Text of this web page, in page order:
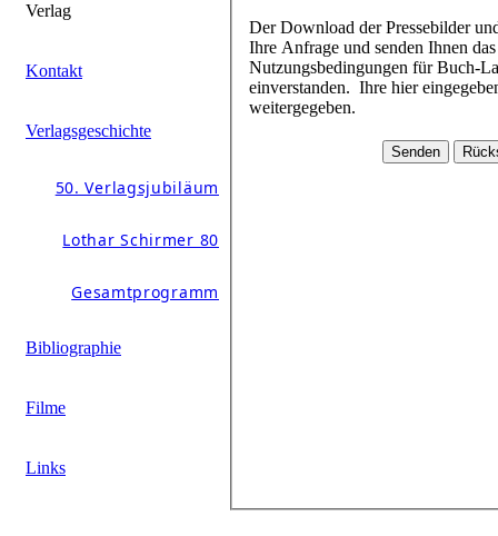
Verlag
Kontakt
Verlagsgeschichte
50. Verlagsjubiläum
Lothar Schirmer 80
Gesamtprogramm
Bibliographie
Filme
Links
Der Download der Pressebilder und Layouts ist für jeden Titel mit einem gesonderten Passwort geschützt. Gerne bearbeiten wir
Ihre Anfrage und senden Ihnen das Passwort schnellstmöglich zu. Mit dem Download der Daten erklären Sie sich mit den
Nutzungsbedingungen für Buch-Layouts und Pressebilder (beim jeweiligen Buchtitel im Pressebereich hinterlegt)
einverstanden. Ihre hier eingegebenen Daten werden durch Schirmer/Mosel nicht an andere Personen oder Unternehmen
weitergegeben.